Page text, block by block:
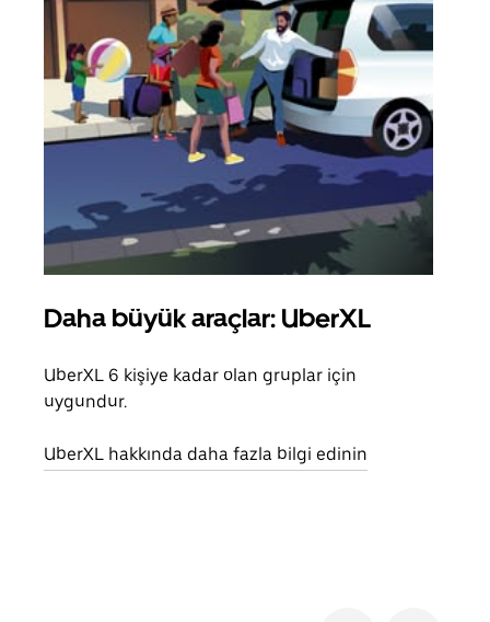
Daha büyük araçlar: UberXL
UberXL 6 kişiye kadar olan gruplar için
uygundur.
UberXL hakkında daha fazla bilgi edinin